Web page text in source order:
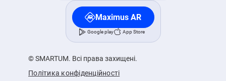
Maximus AR
Google play App Store
© SMARTUM. Всі права захищені.
Політика конфіденційності